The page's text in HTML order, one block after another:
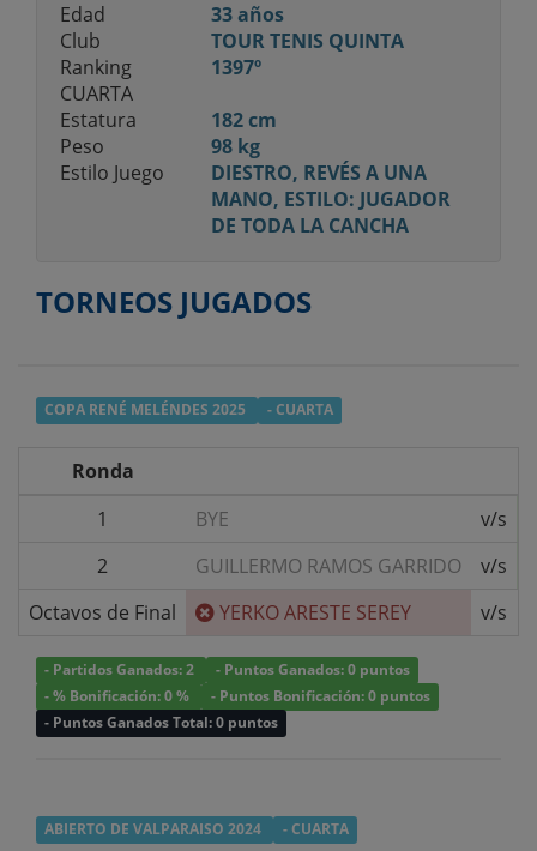
Edad
33 años
Club
TOUR TENIS QUINTA
Ranking
CUARTA
1397º
Estatura
182 cm
Peso
98 kg
Estilo Juego
DIESTRO, REVÉS A UNA
MANO, ESTILO: JUGADOR
DE TODA LA CANCHA
TORNEOS JUGADOS
COPA RENÉ MELÉNDES 2025 - CUARTA
Ronda
1
BYE
v/s
2
GUILLERMO RAMOS GARRIDO
v/s
Octavos de Final
YERKO ARESTE SEREY v/s
- Partidos Ganados: 2
- Puntos Ganados: 0 puntos
- % Bonificación: 0 %
- Puntos Bonificación: 0 puntos
- Puntos Ganados Total: 0 puntos
ABIERTO DE VALPARAISO 2024 - CUARTA